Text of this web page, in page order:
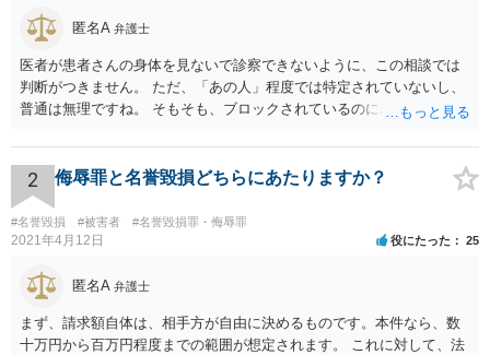
匿名A 弁護士
医者が患者さんの身体を見ないで診察できないように、この相談では
判断がつきません。 ただ、「あの人」程度では特定されていないし、
普通は無理ですね。 そもそも、ブロックされているのにわざわざ見に
い、困った困った」と騒いでいるイメージです。行かなければいいだ
ろう、と
2 侮辱罪と名誉毀損どちらにあたりますか？
#名誉毀損 #被害者 #名誉毀損罪・侮辱罪
2021年4月12日 役にたった 25
匿名A 弁護士
まず、請求額自体は、相手方が自由に決めるものです。本件なら、数
十万円から百万円程度までの範囲が想定されます。 これに対して、法